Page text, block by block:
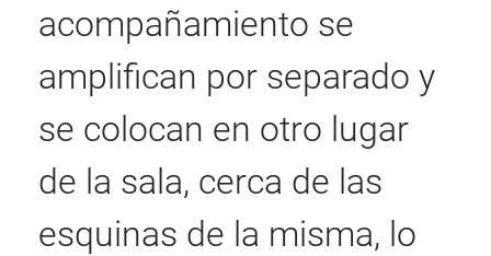
acompañamiento se
amplifican por separado y
se colocan en otro lugar
de la sala, cerca de las
esquinas de la misma, lo